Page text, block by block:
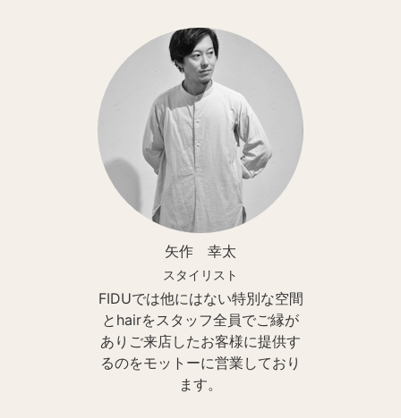
矢作 幸太
スタイリスト
FIDUでは他にはない特別な空間
とhairをスタッフ全員でご縁が
ありご来店したお客様に提供す
るのをモットーに営業しており
ます。